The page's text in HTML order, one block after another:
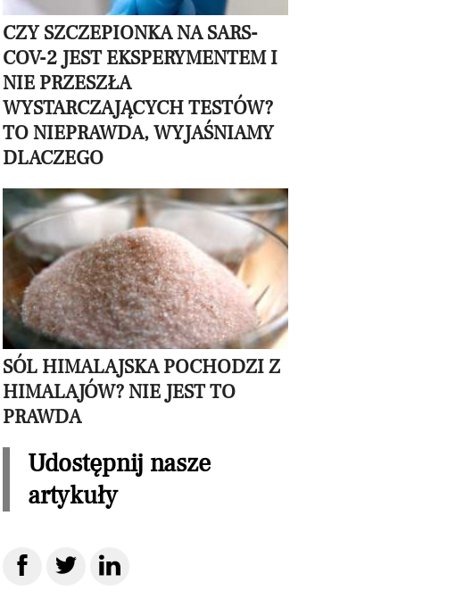
CZY SZCZEPIONKA NA SARS-
COV-2 JEST EKSPERYMENTEM I
NIE PRZESZŁA
WYSTARCZAJĄCYCH TESTÓW?
TO NIEPRAWDA, WYJAŚNIAMY
DLACZEGO
SÓL HIMALAJSKA POCHODZI Z
HIMALAJÓW? NIE JEST TO
PRAWDA
Udostępnij nasze
artykuły